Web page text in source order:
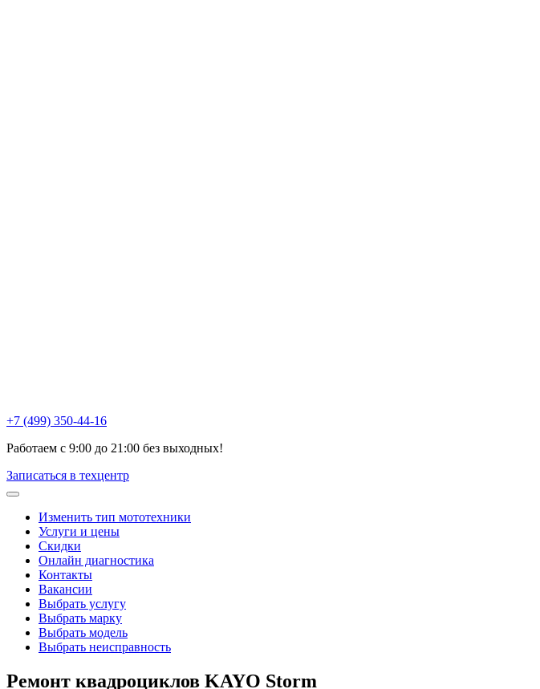
+7 (499) 350-44-16
Работаем с 9:00 до 21:00 без выходных!
Записаться в техцентр
Изменить тип мототехники
Услуги и цены
Скидки
Онлайн диагностика
Контакты
Вакансии
Выбрать услугу
Выбрать марку
Выбрать модель
Выбрать неисправность
Ремонт квадроциклов KAYO Storm